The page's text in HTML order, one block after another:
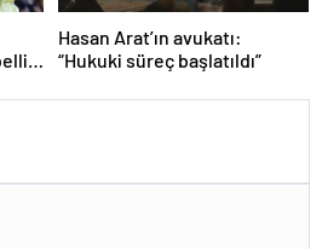
Hasan Arat’ın avukatı:
“Hukuki süreç başlatıldı”